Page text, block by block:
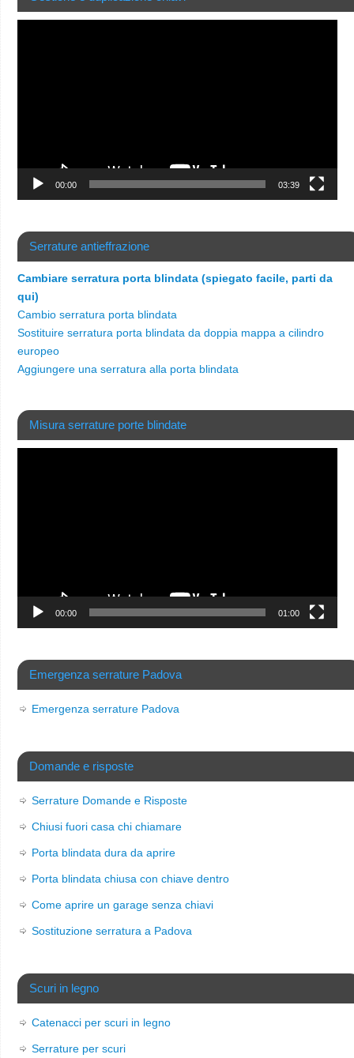
00:00 03:39
Serrature antieffrazione
Cambiare serratura porta blindata (spiegato facile, parti da
qui)
Cambio serratura porta blindata
Sostituire serratura porta blindata da doppia mappa a cilindro
europeo
Aggiungere una serratura alla porta blindata
Misura serrature porte blindate
00:00 01:00
Emergenza serrature Padova
Emergenza serrature Padova
Domande e risposte
Serrature Domande e Risposte
Chiusi fuori casa chi chiamare
Porta blindata dura da aprire
Porta blindata chiusa con chiave dentro
Come aprire un garage senza chiavi
Sostituzione serratura a Padova
Scuri in legno
Catenacci per scuri in legno
Serrature per scuri